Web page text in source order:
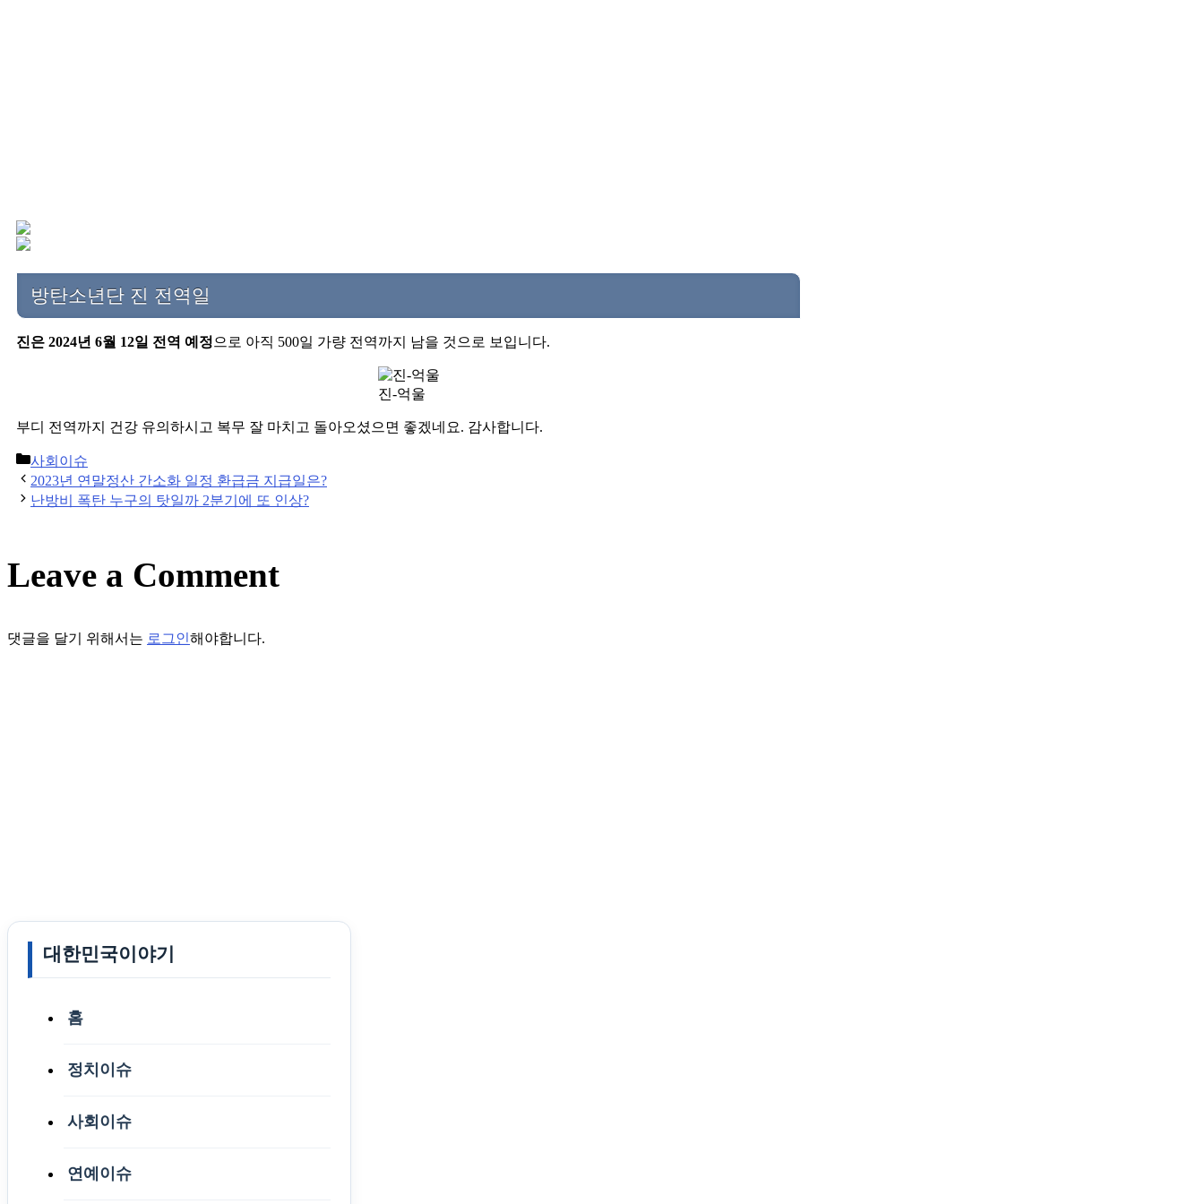
방탄소년단 진 전역일
진은 2024년 6월 12일 전역 예정으로 아직 500일 가량 전역까지 남을 것으로 보입니다.
진-억울
부디 전역까지 건강 유의하시고 복무 잘 마치고 돌아오셨으면 좋겠네요. 감사합니다.
Categories
사회이슈
Post
navigation
2023년 연말정산 간소화 일정 환급금 지급일은?
난방비 폭탄 누구의 탓일까 2분기에 또 인상?
Leave a Comment
댓글을 달기 위해서는 로그인해야합니다.
대한민국이야기
홈
정치이슈
사회이슈
연예이슈